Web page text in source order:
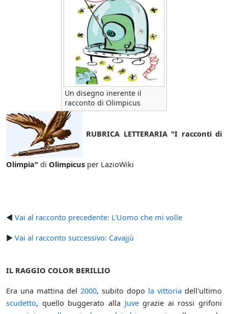
Un disegno inerente il
racconto di Olimpicus
RUBRICA LETTERARIA "I racconti di
Olimpia" di Olimpicus per LazioWiki
◄ Vai al racconto precedente: L'Uomo che mi volle
► Vai al racconto successivo: Cavajjù
IL RAGGIO COLOR BERILLIO
Era una mattina del 2000, subito dopo la vittoria dell'ultimo
scudetto, quello buggerato alla Juvegrazie ai rossi grifoni